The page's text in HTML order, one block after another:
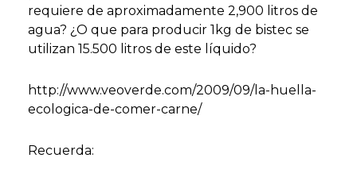
requiere de aproximadamente 2,900 litros de
agua? ¿O que para producir 1kg de bistec se
utilizan 15.500 litros de este líquido?
http://www.veoverde.com/2009/09/la-huella-
ecologica-de-comer-carne/
Recuerda: